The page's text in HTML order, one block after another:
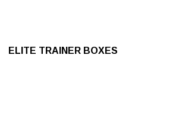
ELITE TRAINER BOXES